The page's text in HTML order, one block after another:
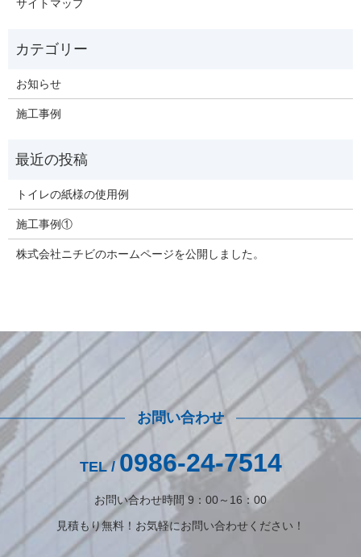
サイトマップ
お知らせ
施工事例
トイレの紙様の使用例
施工事例①
株式会社ニチビのホームページを公開しました。
お問い合わせ
TEL / 0986-24-7514
お問い合わせ時間 9：00～16：00
見積もり無料！お気軽にお問い合わせください！